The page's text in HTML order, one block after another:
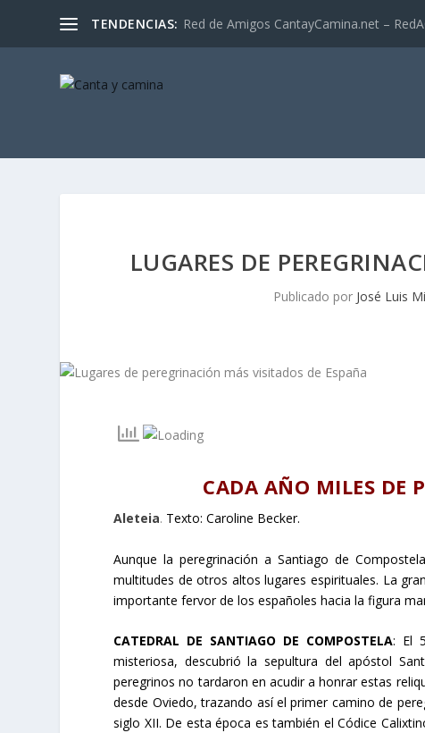
TENDENCIAS: Red de Amigos CantayCamina.net –
LUGARES DE
Publicado por José Luis
CADA AÑO MILES DE
Aleteia. Texto: Caroline Becker.
Aunque la peregrinación a Santiago de
multitudes de otros altos lugares espirituales. La
importante fervor de los españoles hacia la figura
CATEDRAL DE SANTIAGO DE COMPOSTELA: El
misteriosa, descubrió la sepultura del apóstol
peregrinos no tardaron en acudir a honrar estas
desde Oviedo, trazando así el primer camino de
siglo XII. De esta época es también el Códice